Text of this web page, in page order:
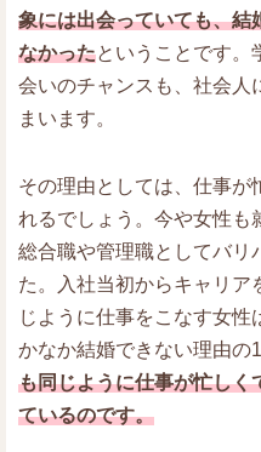
象には出会っていても、結
なかったということです。
会いのチャンスも、社会人
まいます。
その理由としては、仕事が
れるでしょう。今や女性も
総合職や管理職としてバリ
た。入社当初からキャリア
じように仕事をこなす女
かなか結婚できない理由の
も同じように仕事が忙しく
ているのです。